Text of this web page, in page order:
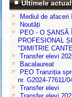
Ultimele
Mediul de afaceri
Noutăți
PEO - O ȘANSĂ
PROFESIONAL
"DIMITRIE
Transfer elevi
Bacalaureat
PEO Tranziția
nr. G2024-77611/
Transfer elevi